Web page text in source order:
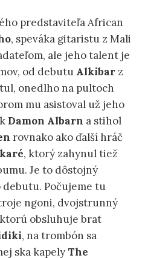
predstaviteľa African
, speváka gitaristu z Mali
ale jeho talent je
od debutu Alkibar z
onedlho na pultoch
mu asistoval už jeho
Damon Albarn a stihol
rovnako ako ďalší hráč
, ktorý zahynul tiež
Je to dôstojný
Počujeme tu
ngoni, dvojstrunný
obsluhuje brat
, na trombón sa
ska kapelyThe